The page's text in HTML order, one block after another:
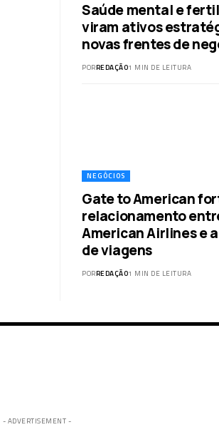
Saúde mental e
viram ativos
novas frentes de
PORREDAÇÃO1 MIN DE LEITURA
NEGÓCIOS
Gate to American
relacionamento
American Airlines e
de viagens
PORREDAÇÃO1 MIN DE LEITURA
- ADVERTISEMENT -